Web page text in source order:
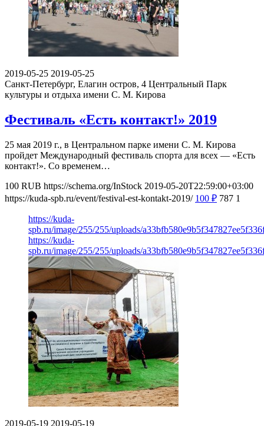
2019-05-25 2019-05-25
Санкт-Петербург, Елагин остров, 4 Центральный Парк
культуры и отдыха имени С. М. Кирова
Фестиваль «Есть контакт!» 2019
25 мая 2019 г., в Центральном парке имени С. М. Кирова
пройдет Международный фестиваль спорта для всех — «Есть
контакт!». Со временем…
100 RUB https://schema.org/InStock 2019-05-20T22:59:00+03:00
https://kuda-spb.ru/event/festival-est-kontakt-2019/ 100 ₽ 787 1
https://kuda-
spb.ru/image/255/255/uploads/
https://kuda-
spb.ru/image/255/255/uploads/
2019-05-19 2019-05-19